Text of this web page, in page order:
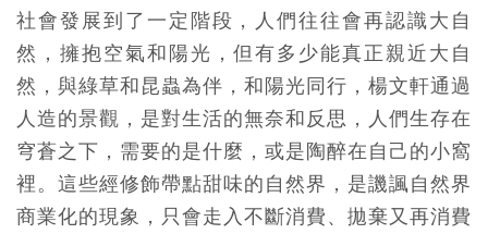
社會發展到了一定階段，人們往往會再認識大自
然，擁抱空氣和陽光，但有多少能真正親近大自
然，與綠草和昆蟲為伴，和陽光同行，楊文軒通過
人造的景觀，是對生活的無奈和反思，人們生存在
穹蒼之下，需要的是什麼，或是陶醉在自己的小窩
裡。這些經修飾帶點甜味的自然界，是譏諷自然界
商業化的現象，只會走入不斷消費、拋棄又再消費